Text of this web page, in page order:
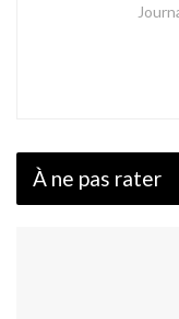
À ne pas rater